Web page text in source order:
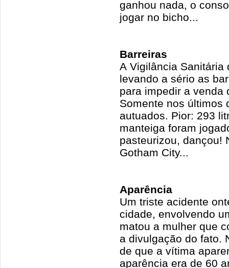
ganhou nada, o
jogar no bicho...
Barreiras
A Vigilância Sanitária
levando a sério as
para impedir a venda
Somente nos últimos
autuados. Pior: 293
manteiga foram
pasteurizou, dançou!
Gotham City...
Aparência
Um triste acidente
cidade, envolvendo
matou a mulher que
a divulgação do fato.
de que a vítima
aparência era de 60